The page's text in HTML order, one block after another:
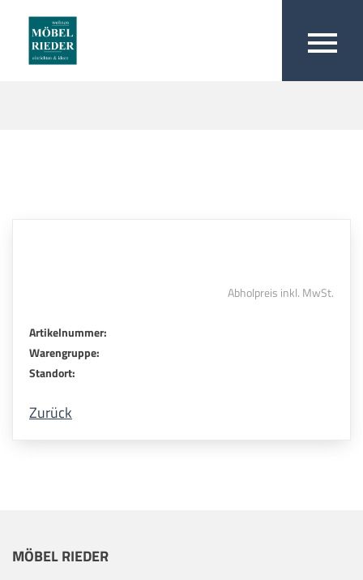
Abholpreis inkl. MwSt.
Artikelnummer:
Warengruppe:
Standort:
Zurück
MÖBEL RIEDER